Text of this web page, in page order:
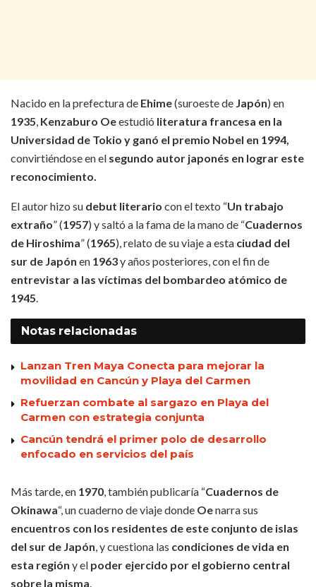
Nacido en la prefectura de Ehime(suroeste de Japón) en
1935 Kenzaburo Oeestudió literatura francesa en la
Universidad de Tokio y ganó el premio Nobel en 1994,
convirtiéndose en el segundo autor japonés en lograr este
reconocimiento.
El autor hizo su debut literario con el texto “Un trabajo
extraño” (1957) y saltó a la fama de la mano de “Cuadernos
de Hiroshima” (1965), relato de su viaje a esta ciudad del
sur de Japón en 1963y años posteriores, con el fin de
entrevistar a las víctimas del bombardeo atómico de
1945
Notas relacionadas
Lanzan Tren Maya Conecta para mejorar la
movilidad en Cancún y Playa del Carmen
Refuerzan combate al sargazo en Playa del
Carmen con estrategia conjunta
Cancún tendrá el primer polo de desarrollo
enfocado en servicios del país
Más tarde, en 1970 , también publicaría “Cuadernos de
Okinawa“, un cuaderno de viaje donde Oenarra sus
encuentros con los residentes de este conjunto de islas
del sur de Japón , y cuestiona las condiciones de vida en
esta región y el poder ejercido por el gobierno central
sobre la misma